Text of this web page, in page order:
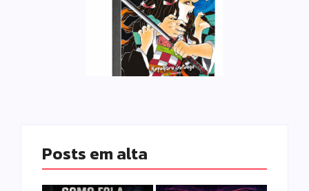
Posts em alta